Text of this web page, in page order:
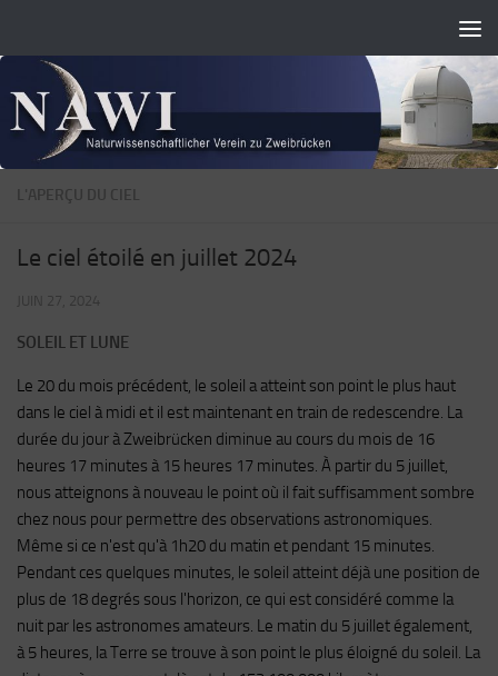
L'APERÇU DU CIEL
Le ciel étoilé en juillet 2024
JUIN 27, 2024
SOLEIL ET LUNE
Le 20 du mois précédent, le soleil a atteint son point le plus haut
dans le ciel à midi et il est maintenant en train de redescendre. La
durée du jour à Zweibrücken diminue au cours du mois de 16
heures 17 minutes à 15 heures 17 minutes. À partir du 5 juillet,
nous atteignons à nouveau le point où il fait suffisamment sombre
chez nous pour permettre des observations astronomiques.
Même si ce n'est qu'à 1h20 du matin et pendant 15 minutes.
Pendant ces quelques minutes, le soleil atteint déjà une position de
plus de 18 degrés sous l'horizon, ce qui est considéré comme la
nuit par les astronomes amateurs. Le matin du 5 juillet également,
à 5 heures, la Terre se trouve à son point le plus éloigné du soleil. La